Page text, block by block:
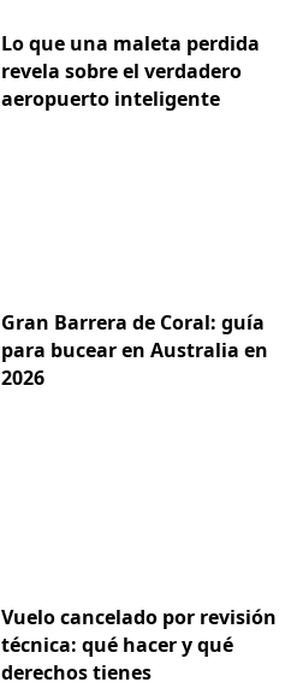
Lo que una maleta perdida
revela sobre el verdadero
aeropuerto inteligente
Gran Barrera de Coral: guía
para bucear en Australia en
2026
Vuelo cancelado por revisión
técnica: qué hacer y qué
derechos tienes